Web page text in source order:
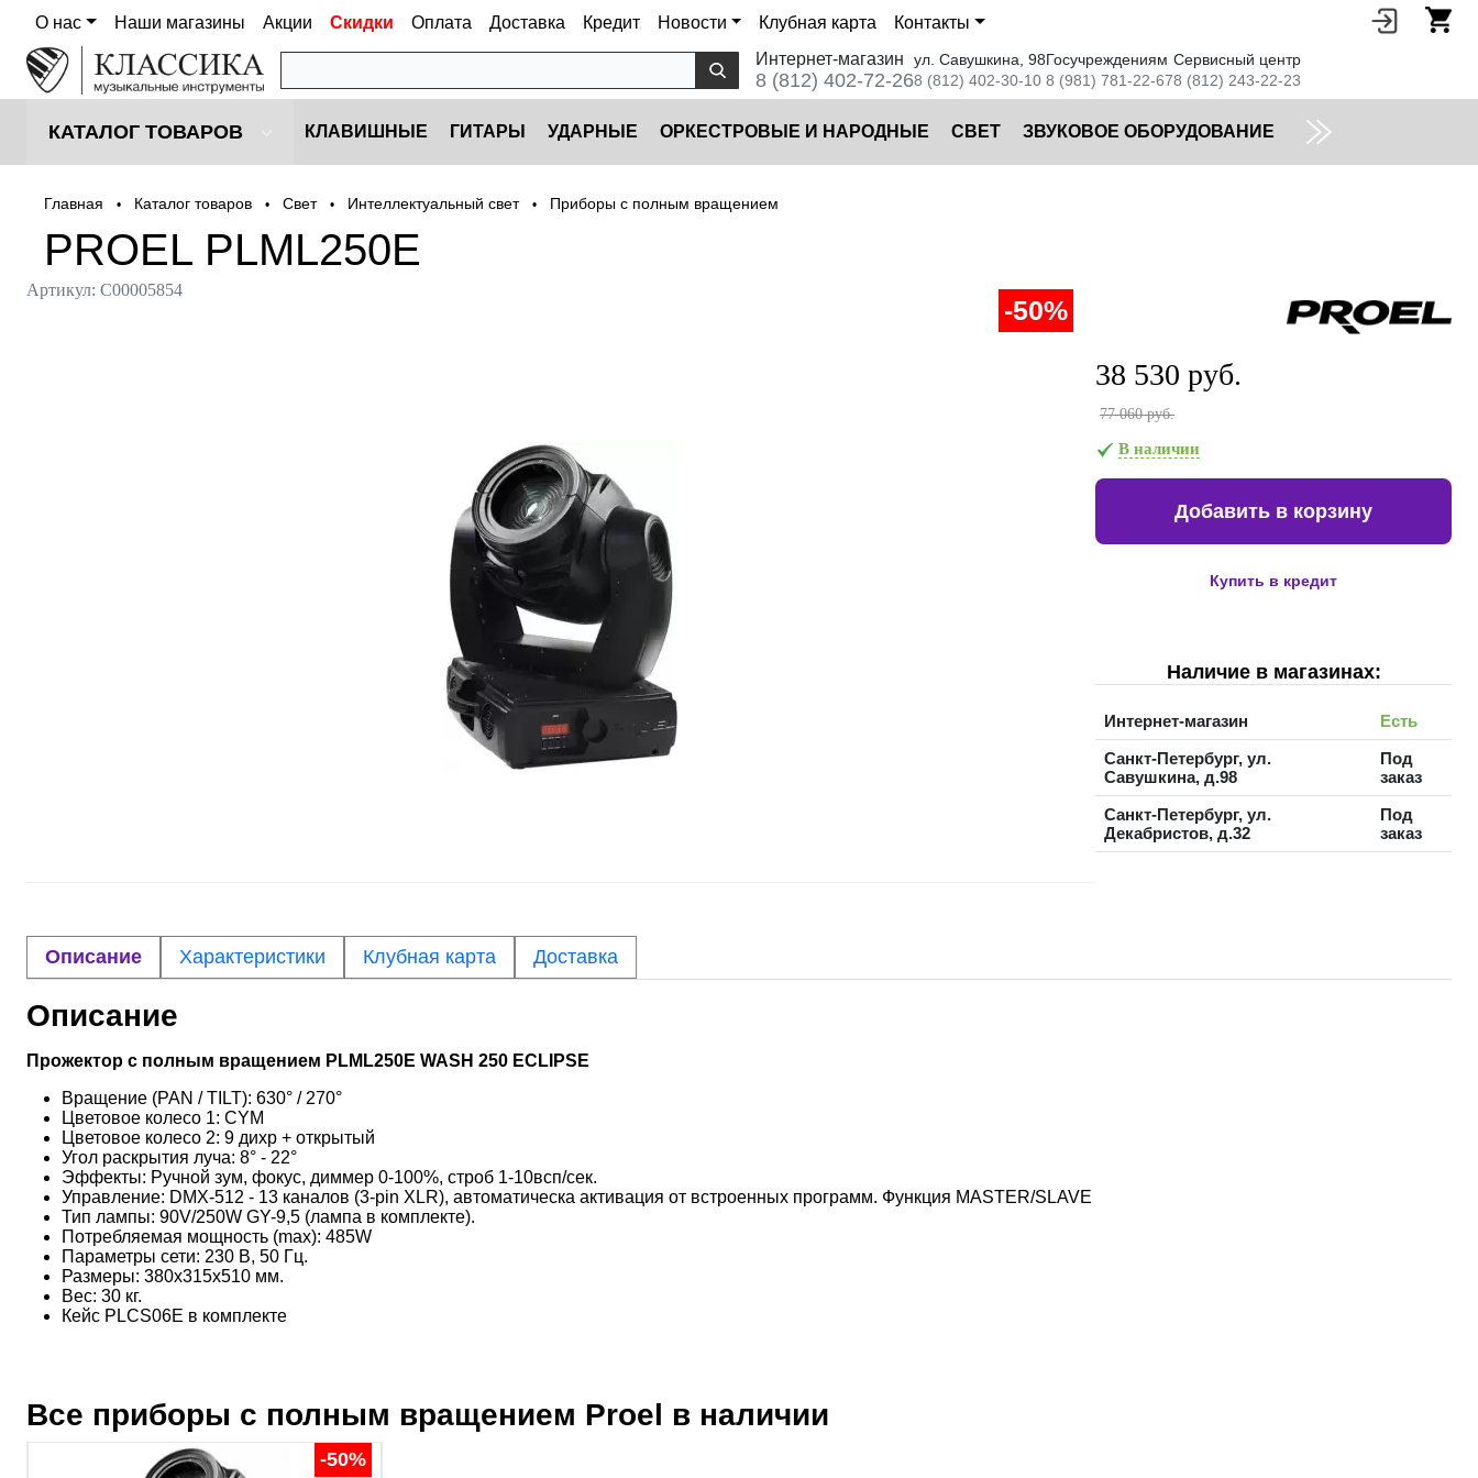
О нас Наши магазины Акции Скидки Оплата Доставка Кредит Новости Клубная карта
Контакты
Интернет-магазин
8 (812) 402-72-26
ул. Савушкина, 98
8 (812) 402-30-10
Госучреждениям
8 (981) 781-22-67
Сервисный центр
8 (812) 243-22-23
КАТАЛОГ ТОВАРОВ КЛАВИШНЫЕ ГИТАРЫ УДАРНЫЕ ОРКЕСТРОВЫЕ И НАРОДНЫЕ CВЕТ ЗВУКОВОЕ ОБОРУДОВАНИЕ
Главная • Каталог товаров • Cвет • Интеллектуальный свет • Приборы с полным вращением
PROEL PLML250E
Артикул: С00005854
-50%
38 530 руб.
77 060 руб.
В наличии
Добавить в корзину
Купить в кредит
Наличие в магазинах:
Интернет-магазин
Есть
Санкт-Петербург, ул.
Савушкина, д.98
Под
заказ
Санкт-Петербург, ул.
Декабристов, д.32
Под
заказ
Описание Характеристики Клубная карта Доставка
Описание
Прожектор c полным вращением PLML250E WASH 250 ECLIPSE
Вращение (PAN / TILT): 630° / 270°
Цветовое колесо 1: CYM
Цветовое колесо 2: 9 дихр + открытый
Угол раскрытия луча: 8° - 22°
Эффекты: Ручной зум, фокус, диммер 0-100%, строб 1-10всп/сек.
Управление: DMX-512 - 13 каналов (3-pin XLR), автоматическа активация от встроенных программ. Функция MASTER/SLAVE
Тип лампы: 90V/250W GY-9,5 (лампа в комплекте).
Потребляемая мощность (max): 485W
Параметры сети: 230 В, 50 Гц.
Размеры: 380х315х510 мм.
Вес: 30 кг.
Кейс PLCS06E в комплекте
Все приборы с полным вращением Proel в наличии
-50%